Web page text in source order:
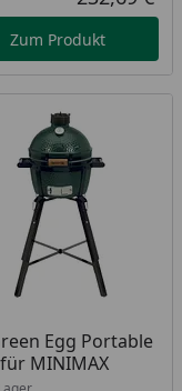
Zum Produkt
Egg Portable
MINIMAX
am Lager